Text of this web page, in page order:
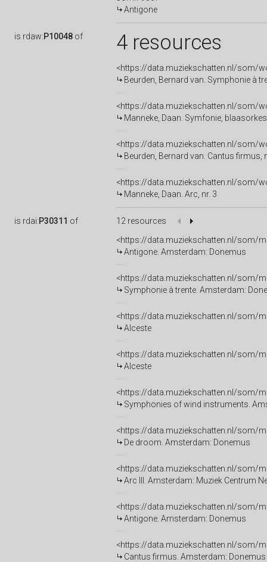
Antigone
is rdaw:P10048 of 4 resources
<https://data.muziekschatten.nl/som/
Beurden, Bernard van. Symphonie à
<https://data.muziekschatten.nl/som/
Manneke, Daan. Symfonie,
<https://data.muziekschatten.nl/som/
Beurden, Bernard van. Cantus firmus,
<https://data.muziekschatten.nl/som/
Manneke, Daan. Arc, nr. 3
is rdai:P30311 of
12 resources
<https://data.muziekschatten.nl/som/
Antigone. Amsterdam: Donemus
<https://data.muziekschatten.nl/som/
Symphonie à trente. Amsterdam:
<https://data.muziekschatten.nl/som/
Alceste
<https://data.muziekschatten.nl/som/
Alceste
<https://data.muziekschatten.nl/som/
Symphonies of wind instruments.
<https://data.muziekschatten.nl/som/
De droom. Amsterdam: Donemus
<https://data.muziekschatten.nl/som/
Arc III. Amsterdam: Muziek Centrum
<https://data.muziekschatten.nl/som/
Antigone. Amsterdam: Donemus
<https://data.muziekschatten.nl/som/
Cantus firmus. Amsterdam: Donemus